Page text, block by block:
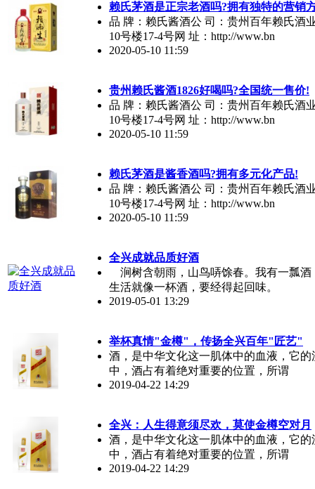
赖氏茅酒是正宗老酒吗?拥有独特的营销
品 牌：赖氏酱酒公 司：贵州百年赖氏酒
10号楼17-4号网 址：http://www.bn
2020-05-10 11:59
贵州赖氏酱酒1826好喝吗?全国统一售价!
品 牌：赖氏酱酒公 司：贵州百年赖氏酒
10号楼17-4号网 址：http://www.bn
2020-05-10 11:59
赖氏茅酒是酱香酒吗?拥有多元化产品!
品 牌：赖氏酱酒公 司：贵州百年赖氏酒
10号楼17-4号网 址：http://www.bn
2020-05-10 11:59
全兴成就品质好酒
涧树含朝雨，山鸟哢馀春。我有一
生活就像一杯酒，要经得起回味。
2019-05-01 13:29
举杯真情"金樽"，传扬全兴百年"匠艺"
酒，是中华文化这一肌体中的血液，它
中，酒占有着绝对重要的位置，所谓
2019-04-22 14:29
全兴：人生得意须尽欢，莫使金樽空对月
酒，是中华文化这一肌体中的血液，它
中，酒占有着绝对重要的位置，所谓
2019-04-22 14:29